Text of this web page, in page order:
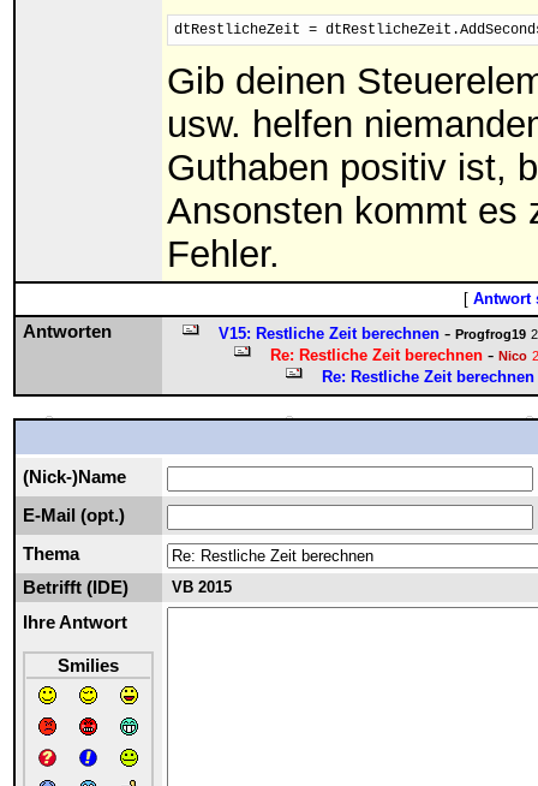
dtRestlicheZeit =
Gib deinen
usw. helfen
Guthaben positiv ist,
Ansonsten kommt es
Fehler.
[ Antwort
Antworten V15: Restliche Zeit berechnen - Progfrog19
Re: Restliche Zeit berechnen - Nico
Re: Restliche Zeit berechnen
(Nick-)Name
E-Mail (opt.)
Thema
Betrifft (IDE)
VB 2015
Ihre Antwort
Smilies